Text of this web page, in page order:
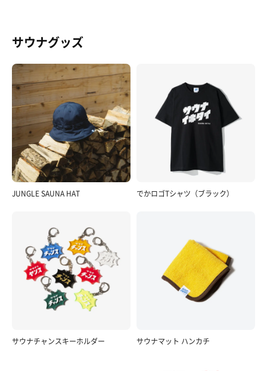
サウナグッズ
JUNGLE SAUNA HAT でかロゴTシャツ（ブラック）
サウナチャンスキーホルダー サウナマット ハンカチ